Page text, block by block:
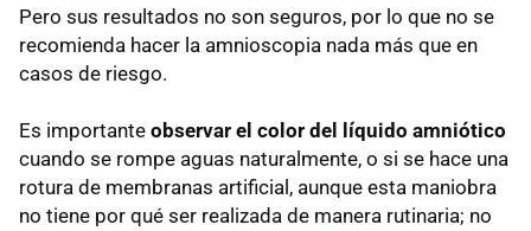
Pero sus resultados no son seguros, por lo que no se
recomienda hacer la amnioscopia nada más que en
casos de riesgo.
Es importante observar el color del líquido amniótico
cuando se rompe aguas naturalmente, o si se hace una
rotura de membranas artificial, aunque esta maniobra
no tiene por qué ser realizada de manera rutinaria; no